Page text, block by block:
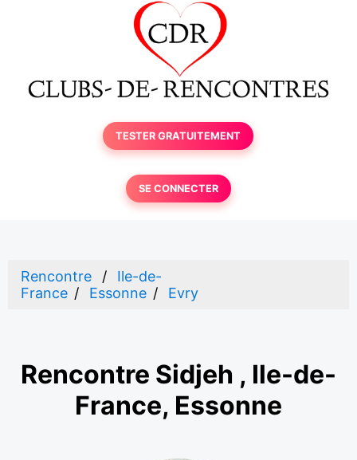
TESTER GRATUITEMENT
SE CONNECTER
Rencontre
Ile-de-
France
Essonne Evry
Rencontre Sidjeh , Ile-de-
France, Essonne